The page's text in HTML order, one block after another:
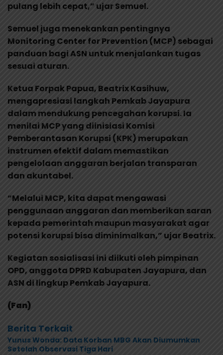
pulang lebih cepat,” ujar Semuel.
Semuel juga menekankan pentingnya
Monitoring Center for Prevention (MCP) sebagai
panduan bagi ASN untuk menjalankan tugas
sesuai aturan.
Ketua Forpak Papua, Beatrix Kasihuw,
mengapresiasi langkah Pemkab Jayapura
dalam mendukung pencegahan korupsi. Ia
menilai MCP yang diinisiasi Komisi
Pemberantasan Korupsi (KPK) merupakan
instrumen efektif dalam memastikan
pengelolaan anggaran berjalan transparan
dan akuntabel.
“Melalui MCP, kita dapat mengawasi
penggunaan anggaran dan memberikan saran
kepada pemerintah maupun masyarakat agar
potensi korupsi bisa diminimalkan,” ujar Beatrix.
Kegiatan sosialisasi ini diikuti oleh pimpinan
OPD, anggota DPRD Kabupaten Jayapura, dan
ASN di lingkup Pemkab Jayapura.
(Fan)
Berita Terkait
Yunus Wonda: Data Korban MBG Akan Diumumkan
Setelah Observasi Tiga Hari